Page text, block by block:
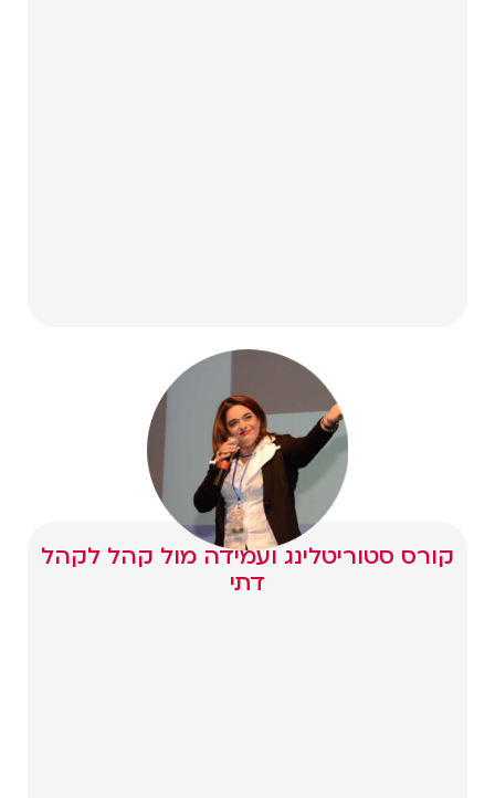
קורס סטוריטלינג ועמידה מול קהל לקהל
דתי